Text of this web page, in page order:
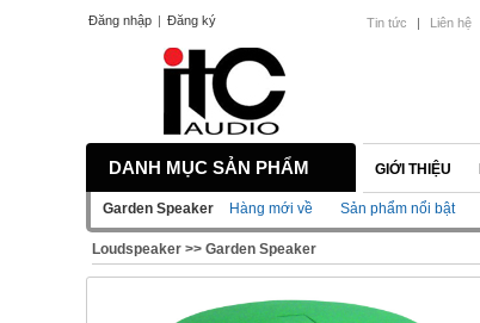
Đăng nhập | Đăng ký Tin tức | Liên hệ
DANH MỤC SẢN PHẨM GIỚI THIỆU
Garden Speaker Hàng mới về Sản phẩm nổi bật
Loudspeaker >> Garden Speaker